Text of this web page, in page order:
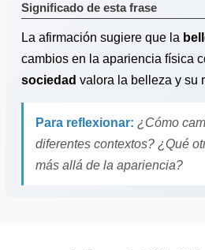
Significado de esta frase
La afirmación sugiere que la
cambios en la apariencia física
sociedad valora la belleza y su
Para reflexionar: ¿Cómo
diferentes contextos? ¿Qué
más allá de la apariencia?